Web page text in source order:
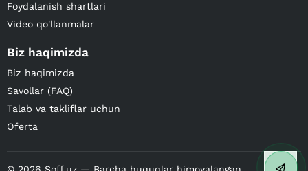
Foydalanish shartlari
Video qo'llanmalar
Biz haqimizda
Biz haqimizda
Savollar (FAQ)
Talab va takliflar uchun
Oferta